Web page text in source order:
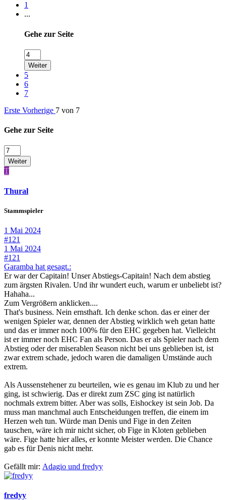
1
...
Gehe zur Seite
Weiter
5
6
7
Erste Vorherige 7 von 7
Gehe zur Seite
Weiter
T
Thural
Stammspieler
1 Mai 2024
#121
1 Mai 2024
#121
Garamba hat gesagt.:
Er war der Capitain! Unser Abstiegs-Capitain! Nach dem abstieg
zum ärgsten Rivalen. Und ihr wundert euch, warum er unbeliebt ist?
Hahaha...
Zum Vergrößern anklicken....
That's business. Nein ernsthaft. Ich denke schon. das er einer der
wenigen Spieler war, dennen der Abstieg wirklich weh getan hatte
und das er immer noch 100% für den EHC gegeben hat. Vielleicht
ist er immer noch EHC Fan als Person. Das er als Spieler nach dem
Abstieg oder der miserablen Season nicht bei uns geblieben ist, ist
zwar extrem schade, jedoch waren die damaligen Umstände auch
extrem.
Als Aussenstehener zu beurteilen, wie es genau im Klub zu und her
ging, ist schwierig. Das er direkt zum ZSC ging ist natürlich
nochmals extrem bitter. Aber was solls, Eishockey ist sein Job. Da
muss man manchmal auch Entscheidungen treffen, die einem im
Herzen weh tun. Würde man Denis und Fige in den Zeiten
tauschen, wäre ich mir nicht sicher, ob Fige in Kloten geblieben
wäre. Fige hatte hier alles, er konnte Meister werden. Die Chance
gab es für Denis nicht mehr.
Gefällt mir: Adagio und fredyy
fredyy